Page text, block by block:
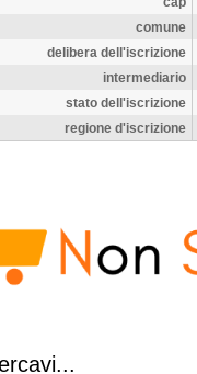
comune
delibera dell'iscrizione
intermediario
stato dell'iscrizione
regione d'iscrizione